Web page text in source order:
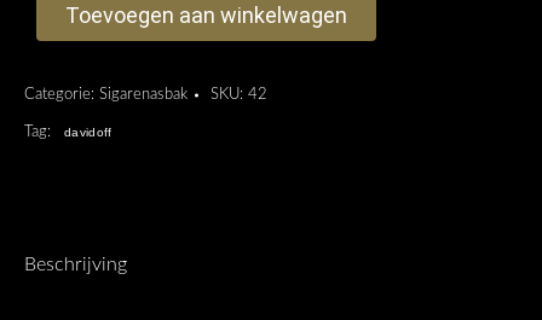
Toevoegen aan winkelwagen
Categorie: Sigarenasbak SKU: 42
Tag: davidoff
Beschrijving